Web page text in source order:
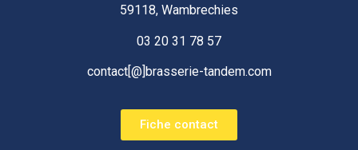
59118, Wambrechies
03 20 31 78 57
contact[@]brasserie-tandem.com
Fiche contact